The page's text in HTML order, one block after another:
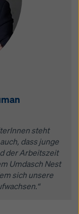
steht
dass junge
der Arbeitszeit
Umdasch Nest
sich unsere